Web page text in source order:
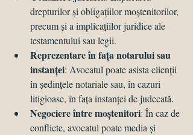
drepturilor și obligațiilor moștenitorilor,
precum și a implicațiilor juridice ale
testamentului sau legii.
Reprezentare în fața notarului sau
instanței: Avocatul poate asista clienții
în ședințele notariale sau, în cazuri
litigioase, în fața instanței de judecată.
Negociere între moștenitori: În caz de
conflicte, avocatul poate media și